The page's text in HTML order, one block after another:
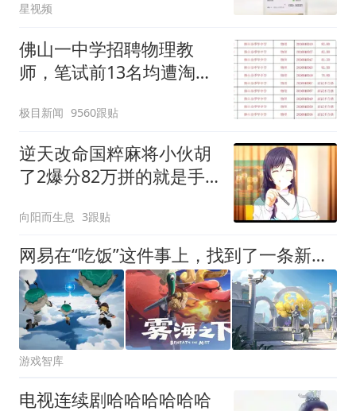
星视频
佛山一中学招聘物理教
师，笔试前13名均遭淘
聘，成立调查组全面核查
极目新闻 9560跟贴
逆天改命国粹麻将小伙胡
了2爆分82万拼的就是手
向阳而生息 3跟贴
网易在“吃饭”这件事上，找到了一条新赛道
游戏智库
电视连续剧哈哈哈哈哈哈